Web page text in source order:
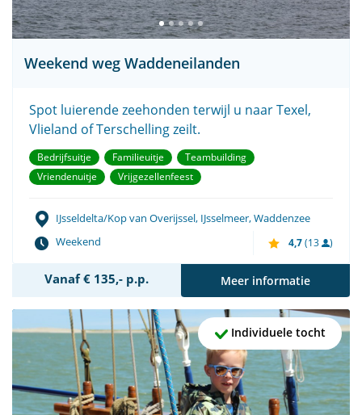
Weekend weg Waddeneilanden
Spot luierende zeehonden terwijl u naar Texel,
Vlieland of Terschelling zeilt.
Bedrijfsuitje Familieuitje
Teambuilding
Vriendenuitje
Vrijgezellenfeest
IJsseldelta/Kop van Overijssel, IJsselmeer, Waddenzee
Weekend
4,7(13 )
Vanaf € 135,- p.p. Meer informatie
Individuele tocht